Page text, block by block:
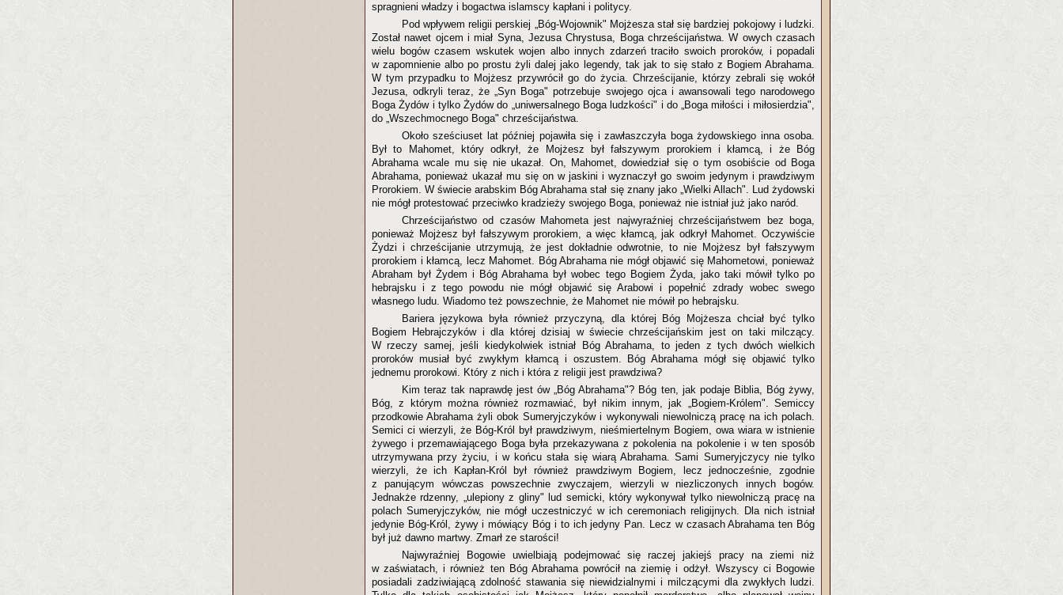
spragnieni władzy i bogactwa islamscy kapłani i politycy.
Pod wpływem religii perskiej „Bóg-Wojownik" Mojżesza stał się bardziej pokojowy i ludzki.
Został nawet ojcem i miał Syna, Jezusa Chrystusa, Boga chrześcijaństwa. W owych czasach
wielu bogów czasem wskutek wojen albo innych zdarzeń traciło swoich proroków, i popadali
w zapomnienie albo po prostu żyli dalej jako legendy, tak jak to się stało z Bogiem Abrahama.
W tym przypadku to Mojżesz przywrócił go do życia. Chrześcijanie, którzy zebrali się wokół
Jezusa, odkryli teraz, że „Syn Boga" potrzebuje swojego ojca i awansowali tego narodowego
Boga Żydów i tylko Żydów do „uniwersalnego Boga ludzkości" i do „Boga miłości i miłosierdzia",
do „Wszechmocnego Boga" chrześcijaństwa.
Około sześciuset lat później pojawiła się i zawłaszczyła boga żydowskiego inna osoba.
Był to Mahomet, który odkrył, że Mojżesz był fałszywym prorokiem i kłamcą, i że Bóg
Abrahama wcale mu się nie ukazał. On, Mahomet, dowiedział się o tym osobiście od Boga
Abrahama, ponieważ ukazał mu się on w jaskini i wyznaczył go swoim jedynym i prawdziwym
Prorokiem. W świecie arabskim Bóg Abrahama stał się znany jako „Wielki Allach". Lud żydowski
nie mógł protestować przeciwko kradzieży swojego Boga, ponieważ nie istniał już jako naród.
Chrześcijaństwo od czasów Mahometa jest najwyraźniej chrześcijaństwem bez boga,
ponieważ Mojżesz był fałszywym prorokiem, a więc kłamcą, jak odkrył Mahomet. Oczywiście
Żydzi i chrześcijanie utrzymują, że jest dokładnie odwrotnie, to nie Mojżesz był fałszywym
prorokiem i kłamcą, lecz Mahomet. Bóg Abrahama nie mógł objawić się Mahometowi, ponieważ
Abraham był Żydem i Bóg Abrahama był wobec tego Bogiem Żyda, jako taki mówił tylko po
hebrajsku i z tego powodu nie mógł objawić się Arabowi i popełnić zdrady wobec swego
własnego ludu. Wiadomo też powszechnie, że Mahomet nie mówił po hebrajsku.
Bariera językowa była również przyczyną, dla której Bóg Mojżesza chciał być tylko
Bogiem Hebrajczyków i dla której dzisiaj w świecie chrześcijańskim jest on taki milczący.
W rzeczy samej, jeśli kiedykolwiek istniał Bóg Abrahama, to jeden z tych dwóch wielkich
proroków musiał być zwykłym kłamcą i oszustem. Bóg Abrahama mógł się objawić tylko
jednemu prorokowi. Który z nich i która z religii jest prawdziwa?
Kim teraz tak naprawdę jest ów „Bóg Abrahama"? Bóg ten, jak podaje Biblia, Bóg żywy,
Bóg, z którym można również rozmawiać, był nikim innym, jak „Bogiem-Królem". Semiccy
przodkowie Abrahama żyli obok Sumeryjczyków i wykonywali niewolniczą pracę na ich polach.
Semici ci wierzyli, że Bóg-Król był prawdziwym, nieśmiertelnym Bogiem, owa wiara w istnienie
żywego i przemawiającego Boga była przekazywana z pokolenia na pokolenie i w ten sposób
utrzymywana przy życiu, i w końcu stała się wiarą Abrahama. Sami Sumeryjczycy nie tylko
wierzyli, że ich Kapłan-Król był również prawdziwym Bogiem, lecz jednocześnie, zgodnie
z panującym wówczas powszechnie zwyczajem, wierzyli w niezliczonych innych bogów.
Jednakże rdzenny, „ulepiony z gliny" lud semicki, który wykonywał tylko niewolniczą pracę na
polach Sumeryjczyków, nie mógł uczestniczyć w ich ceremoniach religijnych. Dla nich istniał
jedynie Bóg-Król, żywy i mówiący Bóg i to ich jedyny Pan. Lecz w czasach Abrahama ten Bóg
był już dawno martwy. Zmarł ze starości!
Najwyraźniej Bogowie uwielbiają podejmować się raczej jakiejś pracy na ziemi niż
w zaświatach, i również ten Bóg Abrahama powrócił na ziemię i odżył. Wszyscy ci Bogowie
posiadali zadziwiającą zdolność stawania się niewidzialnymi i milczącymi dla zwykłych ludzi.